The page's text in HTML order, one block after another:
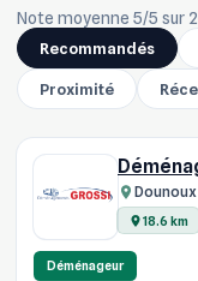
Note moyenne 5/5 sur
Recommandés
Proximité
18.6 km
Déménageur